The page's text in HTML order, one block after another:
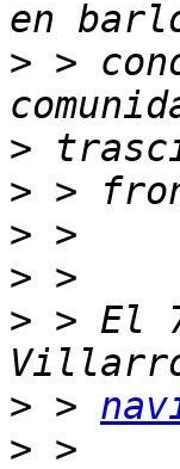
> >
>
>
>
>
> > El
> >
>